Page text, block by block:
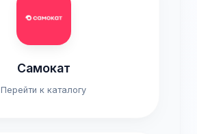
Самокат
Перейти к каталогу